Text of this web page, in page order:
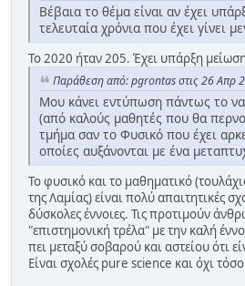
Βέβαια το θέμα είναι αν έχει
τελευταία χρόνια που έχει γίνει
Το 2020 ήταν 205. Έχει υπάρξη
Παράθεση από: pgrontas στις 26 Απρ
Μου κάνει εντύπωση πάντως το
(από καλούς μαθητές που θα
τμήμα σαν το Φυσικό που έχει
οποίες αυξάνονται με ένα
Το φυσικό και το μαθηματικό
της Λαμίας) είναι πολύ απαιτητικές
δύσκολες έννοιες. Τις προτιμούν
"επιστημονική τρέλα" με την καλή
πει μεταξύ σοβαρού και αστείου ότι
Είναι σχολές pure science και όχι